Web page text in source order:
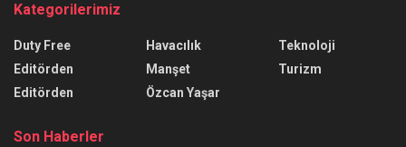
Kategorilerimiz
Duty Free
Editörden
Editörden
Havacılık
Manşet
Özcan Yaşar
Teknoloji
Turizm
Son Haberler